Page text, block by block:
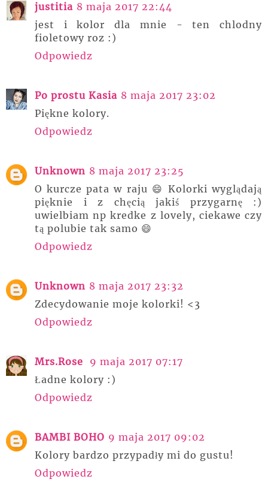
justitia 8 maja 2017 22:44
jest i kolor dla mnie - ten chlodny
fioletowy roz :)
Odpowiedz
Po prostu Kasia 8 maja 2017 23:02
Piękne kolory.
Odpowiedz
Unknown 8 maja 2017 23:25
O kurcze pata w raju 😄 Kolorki wyglądają
pięknie i z chęcią jakiś przygarnę :)
uwielbiam np kredke z lovely, ciekawe czy
tą polubie tak samo 😄
Odpowiedz
Unknown 8 maja 2017 23:32
Zdecydowanie moje kolorki! <3
Odpowiedz
Mrs.Rose
9 maja 2017 07:17
Ładne kolory :)
Odpowiedz
BAMBI BOHO 9 maja 2017 09:02
Kolory bardzo przypadły mi do gustu!
Odpowiedz